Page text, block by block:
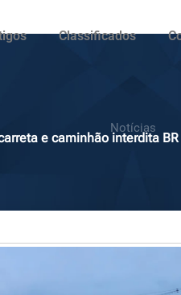
Classificados
Notícias
e caminhão interdita